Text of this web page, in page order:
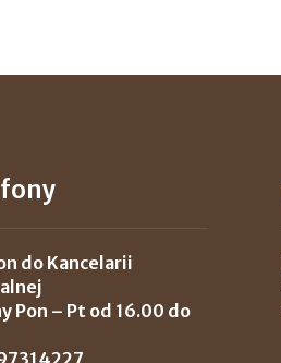
do Kancelarii
Pon – Pt od 16.00 do